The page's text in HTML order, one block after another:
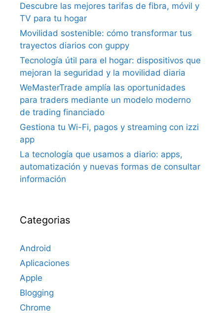
Descubre las mejores tarifas de fibra, móvil y
TV para tu hogar
Movilidad sostenible: cómo transformar tus
trayectos diarios con guppy
Tecnología útil para el hogar: dispositivos que
mejoran la seguridad y la movilidad diaria
WeMasterTrade amplía las oportunidades
para traders mediante un modelo moderno
de trading financiado
Gestiona tu Wi-Fi, pagos y streaming con izzi
app
La tecnología que usamos a diario: apps,
automatización y nuevas formas de consultar
información
Categorias
Android
Aplicaciones
Apple
Blogging
Chrome